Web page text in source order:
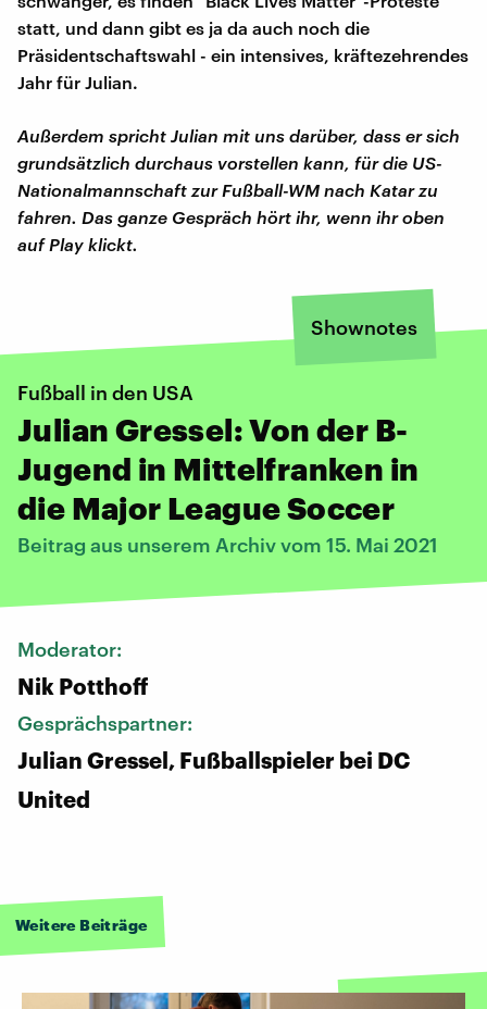
statt, und dann gibt es ja da auch noch die
Präsidentschaftswahl - ein intensives, kräftezehrendes
Jahr für Julian.
Außerdem spricht Julian mit uns darüber, dass er sich
grundsätzlich durchaus vorstellen kann, für die US-
Nationalmannschaft zur Fußball-WM nach Katar zu
fahren. Das ganze Gespräch hört ihr, wenn ihr oben
auf Play klickt.
Shownotes
Fußball in den USA
Julian Gressel: Von der B-
Jugend in Mittelfranken in
die Major League Soccer
Beitrag aus unserem Archiv vom 15. Mai 2021
Moderator:
Nik Potthoff
Gesprächspartner:
Julian Gressel, Fußballspieler bei DC
United
Weitere Beiträge